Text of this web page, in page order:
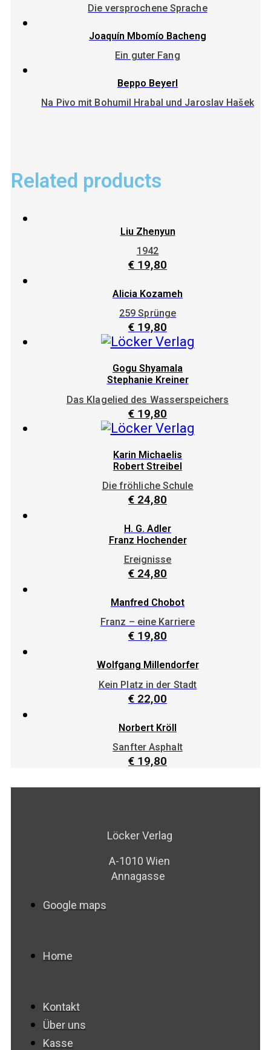
Die versprochene Sprache
Joaquín Mbomío Bacheng
Ein guter Fang
Beppo Beyerl
Na Pivo mit Bohumil Hrabal und Jaroslav Hašek
Related products
Liu Zhenyun
1942
€ 19,80
Alicia Kozameh
259 Sprünge
€ 19,80
Gogu Shyamala
Stephanie Kreiner
Das Klagelied des Wasserspeichers
€ 19,80
Karin Michaelis
Robert Streibel
Die fröhliche Schule
€ 24,80
H. G. Adler
Franz Hochender
Ereignisse
€ 24,80
Manfred Chobot
Franz – eine Karriere
€ 19,80
Wolfgang Millendorfer
Kein Platz in der Stadt
€ 22,00
Norbert Kröll
Sanfter Asphalt
€ 19,80
Löcker Verlag
A-1010 Wien
Annagasse
Google maps
Home
Kontakt
Über uns
Kasse